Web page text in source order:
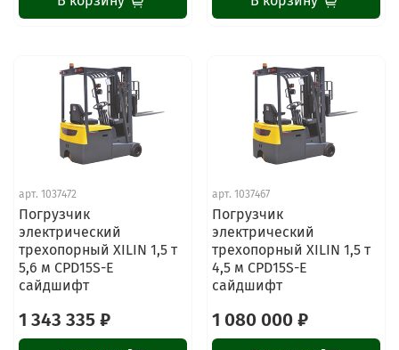
арт. 1037472
Погрузчик
электрический
трехопорный XILIN 1,5 т
5,6 м CPD15S-E
сайдшифт
1 343 335 ₽
арт. 1037467
Погрузчик
электрический
трехопорный XILIN 1,5 т
4,5 м CPD15S-E
сайдшифт
1 080 000 ₽